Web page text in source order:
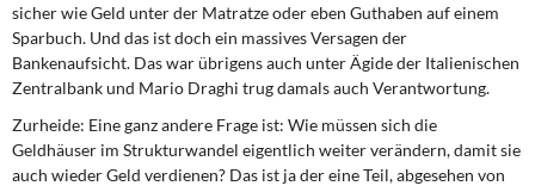
sicher wie Geld unter der Matratze oder eben Guthaben auf einem
Sparbuch. Und das ist doch ein massives Versagen der
Bankenaufsicht. Das war übrigens auch unter Ägide der Italienischen
Zentralbank und Mario Draghi trug damals auch Verantwortung.
Zurheide: Eine ganz andere Frage ist: Wie müssen sich die
Geldhäuser im Strukturwandel eigentlich weiter verändern, damit sie
auch wieder Geld verdienen? Das ist ja der eine Teil, abgesehen von